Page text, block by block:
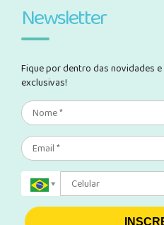
Newsletter
Fique por dentro das novidades
exclusivas!